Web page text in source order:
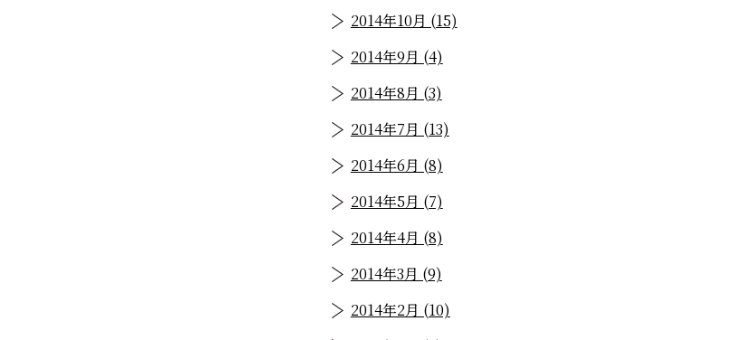
2014年10月 (15)
2014年9月 (4)
2014年8月 (3)
2014年7月 (13)
2014年6月 (8)
2014年5月 (7)
2014年4月 (8)
2014年3月 (9)
2014年2月 (10)